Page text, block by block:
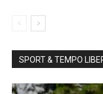
SPORT & TEMPO